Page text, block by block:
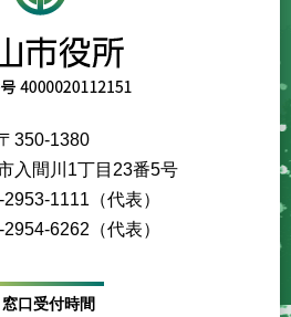
350-1380
入間川1丁目23番5号
1111（代表）
6262（代表）
窓口受付時間